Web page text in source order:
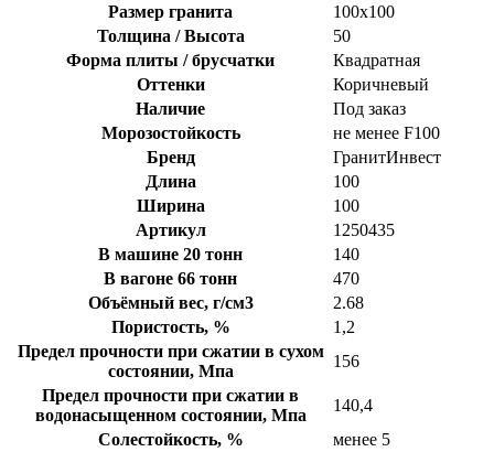
Размер гранита
100х100
Толщина / Высота
50
Форма плиты / брусчатки
Квадратная
Оттенки
Коричневый
Наличие
Под заказ
Морозостойкость
не менее F100
Бренд
ГранитИнвест
Длина
100
Ширина
100
Артикул
1250435
В машине 20 тонн
140
В вагоне 66 тонн
470
Объёмный вес, г/см3
2.68
Пористость, %
1,2
Предел прочности при сжатии в сухом
состоянии, Мпа
156
Предел прочности при сжатии в
водонасыщенном состоянии, Мпа
140,4
Солестойкость, %
менее 5